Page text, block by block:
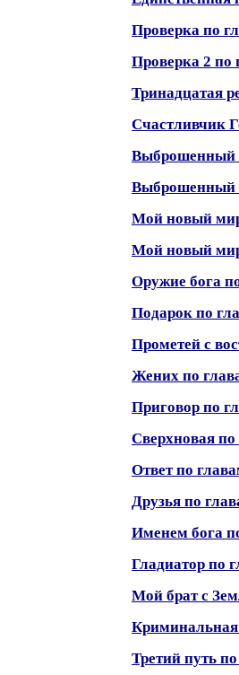
Проверка по
Проверка 2 по
Тринадцатая
Счастливчик
Выброшенный
Выброшенный
Мой новый
Мой новый
Оружие бога
Подарок по
Прометей с
Жених по
Приговор по
Сверхновая по
Ответ по
Друзья по
Именем бога
Гладиатор по
Мой брат с
Криминальная
Третий путь